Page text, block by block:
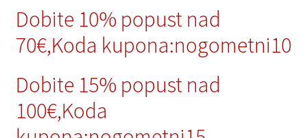
Dobite 10% popust nad
70€,Koda kupona:nogometni10
Dobite 15% popust nad
100€,Koda